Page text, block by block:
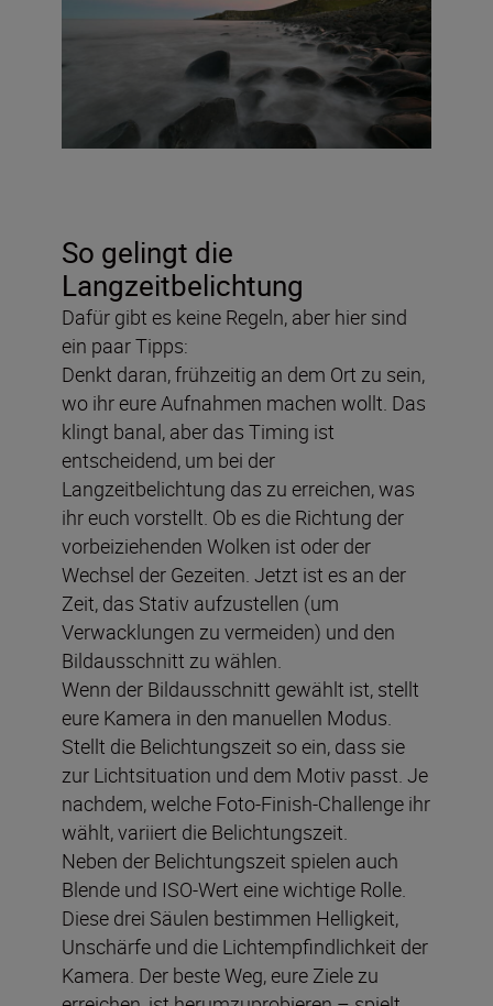
So gelingt die
Langzeitbelichtung
Dafür gibt es keine Regeln, aber hier sind
ein paar Tipps:
Denkt daran, frühzeitig an dem Ort zu sein,
wo ihr eure Aufnahmen machen wollt. Das
klingt banal, aber das Timing ist
entscheidend, um bei der
Langzeitbelichtung das zu erreichen, was
ihr euch vorstellt. Ob es die Richtung der
vorbeiziehenden Wolken ist oder der
Wechsel der Gezeiten. Jetzt ist es an der
Zeit, das Stativ aufzustellen (um
Verwacklungen zu vermeiden) und den
Bildausschnitt zu wählen.
Wenn der Bildausschnitt gewählt ist, stellt
eure Kamera in den manuellen Modus.
Stellt die Belichtungszeit so ein, dass sie
zur Lichtsituation und dem Motiv passt. Je
nachdem, welche Foto-Finish-Challenge ihr
wählt, variiert die Belichtungszeit.
Neben der Belichtungszeit spielen auch
Blende und ISO-Wert eine wichtige Rolle.
Diese drei Säulen bestimmen Helligkeit,
Unschärfe und die Lichtempfindlichkeit der
Kamera. Der beste Weg, eure Ziele zu